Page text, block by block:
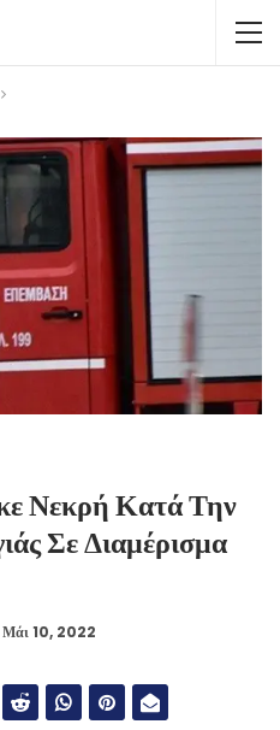
Νεκρή Κατά Την
Σε Διαμέρισμα
Μάι 10, 2022